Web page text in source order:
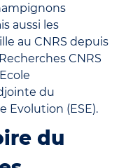
aussi les
au CNRS depuis
CNRS
du
Evolution (ESE).
du